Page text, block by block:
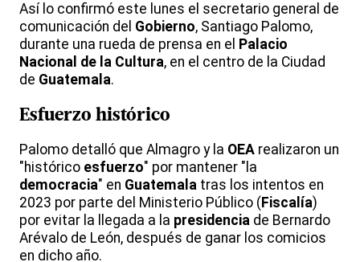
Así lo confirmó este lunes el secretario general de
comunicación del Gobierno, Santiago Palomo,
durante una rueda de prensa en el Palacio
Nacional de la Cultura, en el centro de la Ciudad
de Guatemala.
Esfuerzo histórico
Palomo detalló que Almagro y la OEA realizaron un
"histórico esfuerzo" por mantener "la
democracia" en Guatemala tras los intentos en
2023 por parte del Ministerio Público ( Fiscalía)
por evitar la llegada a la presidencia de Bernardo
Arévalo de León, después de ganar los comicios
en dicho año.